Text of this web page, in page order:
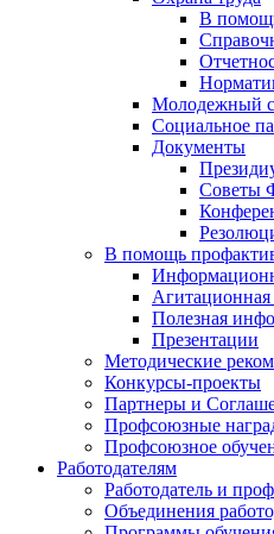
В
Молодежный
Социальное
Документы
Советы
В помощь
Полезная
Презентации
Методические
Конкурсы-проекты
Партнеры и
Профсоюзные
Профсоюзное
Работодателям
Работодатель и
Объединения